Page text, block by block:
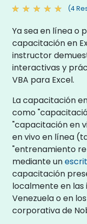
(4
Ya sea en línea o
capacitación en
instructor
interactivas y
VBA para Excel.
La capacitación
como
"capacitación en
en vivo en línea
"entrenamiento
mediante un
capacitación
localmente en las
Venezuela o en
corporativa de